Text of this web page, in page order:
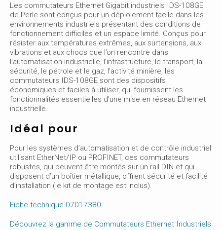
Les commutateurs Ethernet Gigabit industriels IDS-108GE
de Perle sont conçus pour un déploiement facile dans les
environnements industriels présentant des conditions de
fonctionnement difficiles et un espace limité. Conçus pour
résister aux températures extrêmes, aux surtensions, aux
vibrations et aux chocs que l’on rencontre dans
l’automatisation industrielle, l’infrastructure, le transport, la
sécurité, le pétrole et le gaz, l’activité minière, les
commutateurs IDS-108GE sont des dispositifs
économiques et faciles à utiliser, qui fournissent les
fonctionnalités essentielles d’une mise en réseau Ethernet
industrielle.
Idéal pour
Pour les systèmes d’automatisation et de contrôle industriel
utilisant EtherNet/IP ou PROFINET, ces commutateurs
robustes, qui peuvent être montés sur un rail DIN et qui
disposent d’un boîtier métallique, offrent sécurité et facilité
d’installation (le kit de montage est inclus).
Fiche technique 07017380
Découvrez la gamme de Commutateurs Ethernet Industriels